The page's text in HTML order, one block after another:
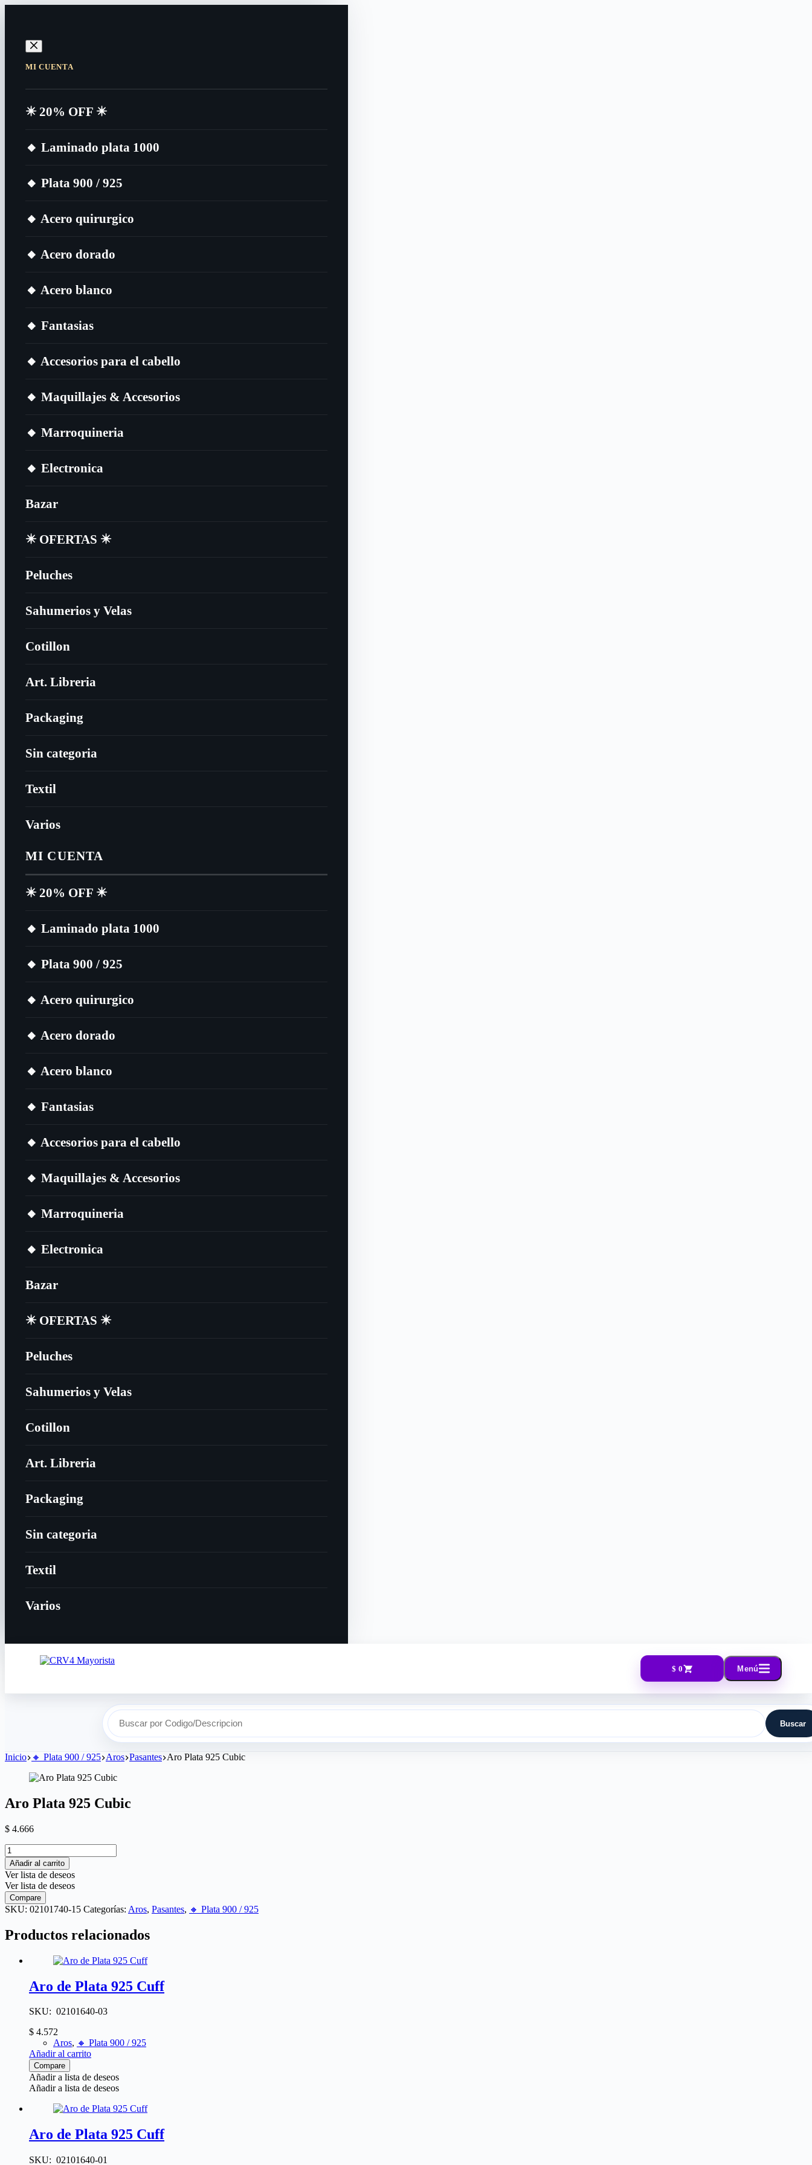
MI CUENTA
✴️​ 20% OFF ✴️​
🔸​ Laminado plata 1000
🔸​ Plata 900 / 925
🔸​ Acero quirurgico
🔸​ Acero dorado
🔸​ Acero blanco
🔸​ Fantasias
🔸​ Accesorios para el cabello
🔸​ Maquillajes & Accesorios
🔸​ Marroquineria
🔸​ Electronica
Bazar
✴️​ OFERTAS ✴️​
Peluches
Sahumerios y Velas
Cotillon
Art. Libreria
Packaging
Sin categoria
Textil
Varios
MI CUENTA
✴️​ 20% OFF ✴️​
🔸​ Laminado plata 1000
🔸​ Plata 900 / 925
🔸​ Acero quirurgico
🔸​ Acero dorado
🔸​ Acero blanco
🔸​ Fantasias
🔸​ Accesorios para el cabello
🔸​ Maquillajes & Accesorios
🔸​ Marroquineria
🔸​ Electronica
Bazar
✴️​ OFERTAS ✴️​
Peluches
Sahumerios y Velas
Cotillon
Art. Libreria
Packaging
Sin categoria
Textil
Varios
$ 0 Menú
Buscar por Codigo/Descripcion Buscar
Inicio 🔸​ Plata 900 / 925 Aros Pasantes Aro Plata 925 Cubic
Aro Plata 925 Cubic
$ 4.666
Añadir al carrito
Ver lista de deseos
Ver lista de deseos
Compare
SKU: 02101740-15 Categorías: Aros, Pasantes, 🔸​ Plata 900 / 925
Productos relacionados
Aro de Plata 925 Cuff
SKU: 02101640-03
$ 4.572
Aros, 🔸​ Plata 900 / 925
Añadir al carrito
Compare
Añadir a lista de deseos
Añadir a lista de deseos
Aro de Plata 925 Cuff
SKU: 02101640-01